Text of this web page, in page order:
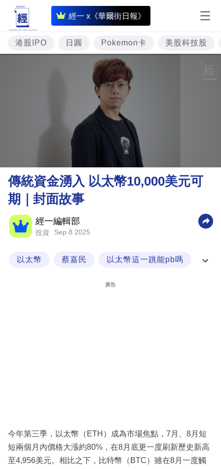
經一 x《華爾街日報》
即
時
財
經
理
財
商
業
科
區
港股IPO 日圓 Pokemon卡 美股科技股
傳統資金湧入 以太幣10,000美元可
期｜封面故事
經一編輯部
投資 Sep 8 2025
以太幣 蔡嘉民 以太幣這一跳能pb嗎
廣告
今年第三季，以太幣（ETH）成為市場焦點，7月、8月短
短兩個月內價格大漲約80%，在8月底更一度刷新歷史新高
至4,956美元。相比之下，比特幣（BTC）雖在8月一度觸